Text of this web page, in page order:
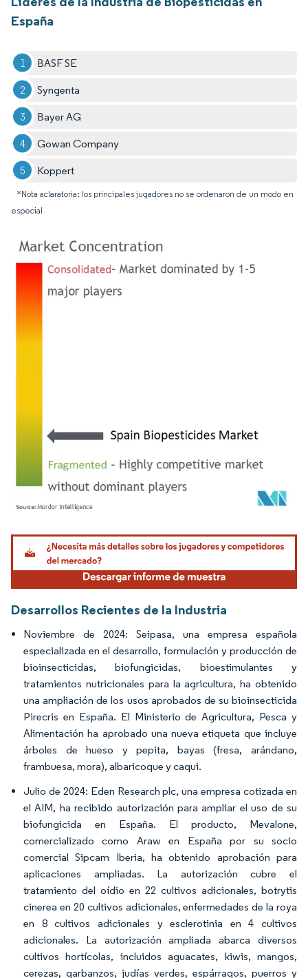
España
BASF SE
Syngenta
Bayer AG
Gowan Company
Koppert
*Nota aclaratoria: los principales jugadores no se ordenaron de un modo en
especial
Imagen © Mordor Intelligence. El uso requiere atribución según CC BY 4.0.
Desarrollos Recientes de la Industria
Noviembre de 2024: Seipasa, una empresa española
especializada en el desarrollo, formulación y producción de
bioinsecticidas, biofungicidas, bioestimulantes y
tratamientos nutricionales para la agricultura, ha obtenido
una ampliación de los usos aprobados de su bioinsecticida
Pirecris en España. El Ministerio de Agricultura, Pesca y
Alimentación ha aprobado una nueva etiqueta que incluye
árboles de hueso y pepita, bayas (fresa, arándano,
frambuesa, mora), albaricoque y caqui.
Julio de 2024: Eden Research plc, una empresa cotizada en
el AIM, ha recibido autorización para ampliar el uso de su
biofungicida en España. El producto, Mevalone,
comercializado como Araw en España por su socio
comercial Sipcam Iberia, ha obtenido aprobación para
aplicaciones ampliadas. La autorización cubre el
tratamiento del oídio en 22 cultivos adicionales, botrytis
cinerea en 20 cultivos adicionales, enfermedades de la roya
en 8 cultivos adicionales y esclerotinia en 4 cultivos
adicionales. La autorización ampliada abarca diversos
cultivos hortícolas, incluidos aguacates, kiwis, mangos,
cerezas, garbanzos, judías verdes, espárragos, puerros y